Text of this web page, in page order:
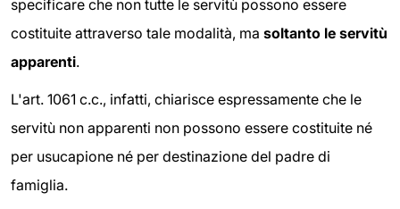
specificare che non tutte le servitù possono essere
costituite attraverso tale modalità, ma soltanto le servitù
apparenti.
L'art. 1061 c.c., infatti, chiarisce espressamente che le
servitù non apparenti non possono essere costituite né
per usucapione né per destinazione del padre di
famiglia.